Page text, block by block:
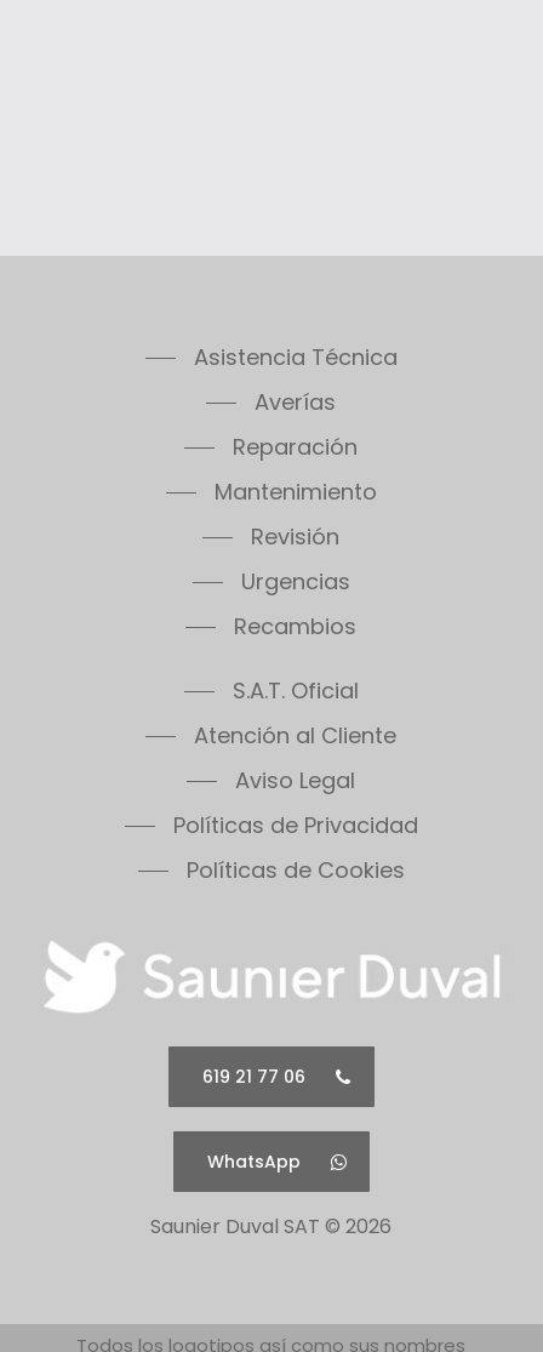
Asistencia Técnica
Averías
Reparación
Mantenimiento
Revisión
Urgencias
Recambios
S.A.T. Oficial
Atención al Cliente
Aviso Legal
Políticas de Privacidad
Políticas de Cookies
619 21 77 06
WhatsApp
Saunier Duval SAT ©2026
Todos los logotipos así como sus nombres